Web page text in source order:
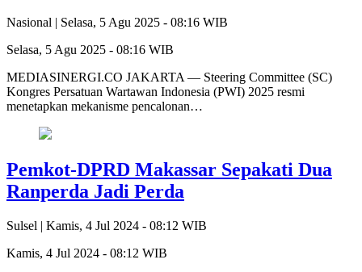
Nasional | Selasa, 5 Agu 2025 - 08:16 WIB
Selasa, 5 Agu 2025 - 08:16 WIB
MEDIASINERGI.CO JAKARTA — Steering Committee (SC)
Kongres Persatuan Wartawan Indonesia (PWI) 2025 resmi
menetapkan mekanisme pencalonan…
Pemkot-DPRD Makassar Sepakati Dua
Ranperda Jadi Perda
Sulsel | Kamis, 4 Jul 2024 - 08:12 WIB
Kamis, 4 Jul 2024 - 08:12 WIB